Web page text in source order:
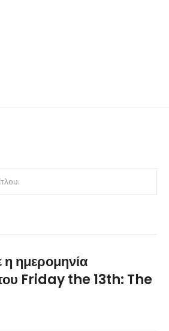
ημερομηνία
Friday the 13th: The